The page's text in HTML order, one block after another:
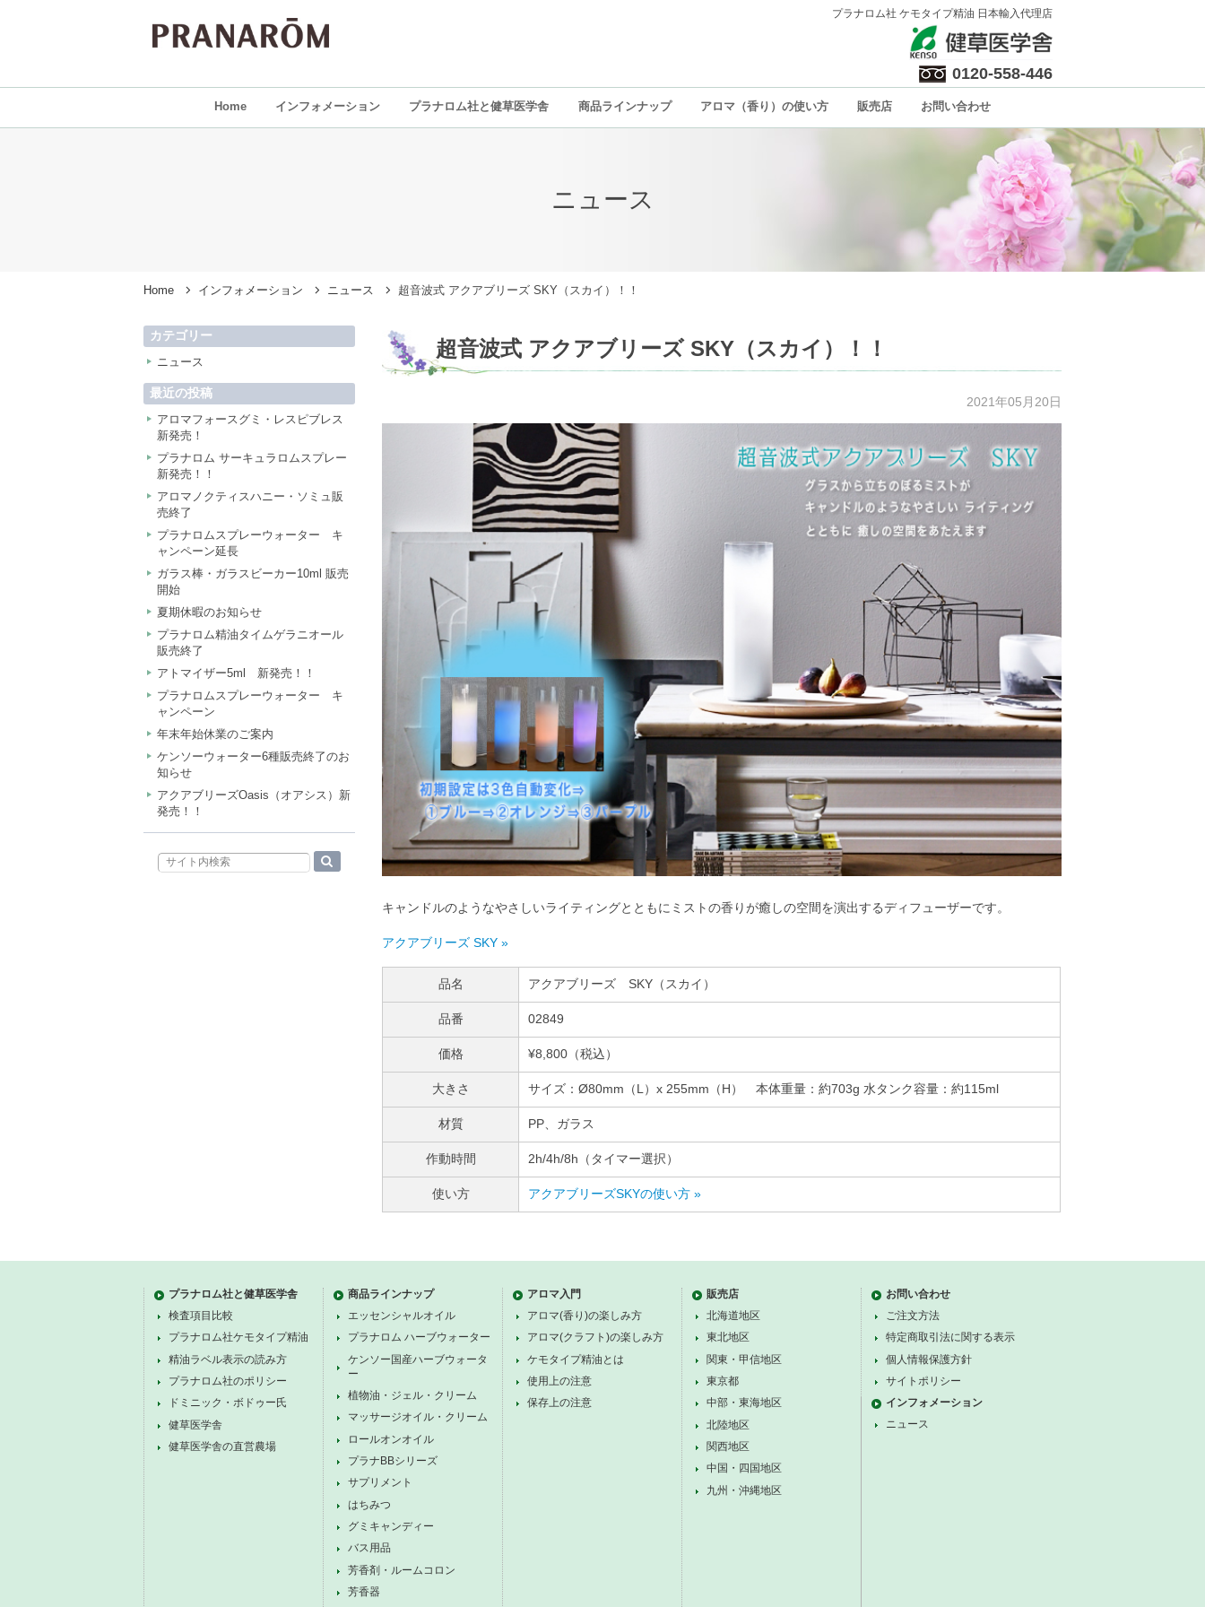
プラナロム社 ケモタイプ精油 日本輸入代理店
0120-558-446
Home インフォメーション プラナロム社と健草医学舎 商品ラインナップ アロマ（香り）の使い方 販売店 お問い合わせ
ニュース
Home インフォメーション ニュース 超音波式 アクアブリーズ SKY（スカイ）！！
超音波式 アクアブリーズ SKY（スカイ）！！
2021年05月20日
キャンドルのようなやさしいライティングとともにミストの香りが癒しの空間を演出するディフューザーです。
アクアブリーズ SKY »
品名 アクアブリーズ SKY（スカイ）
品番 02849
価格 ¥8,800（税込）
大きさ サイズ：Ø80mm（L）x 255mm（H） 本体重量：約703g 水タンク容量：約115ml
材質 PP、ガラス
作動時間 2h/4h/8h（タイマー選択）
使い方 アクアブリーズSKYの使い方 »
カテゴリー
ニュース
最近の投稿
アロマフォースグミ・レスピブレス
新発売！
プラナロム サーキュラロムスプレー
新発売！！
アロマノクティスハニー・ソミュ販
売終了
プラナロムスプレーウォーター キ
ャンペーン延長
ガラス棒・ガラスビーカー10ml 販売
開始
夏期休暇のお知らせ
プラナロム精油タイムゲラニオール
販売終了
アトマイザー5ml 新発売！！
プラナロムスプレーウォーター キ
ャンペーン
年末年始休業のご案内
ケンソーウォーター6種販売終了のお
知らせ
アクアブリーズOasis（オアシス）新
発売！！
プラナロム社と健草医学舎
検査項目比較
プラナロム社ケモタイプ精油
精油ラベル表示の読み方
プラナロム社のポリシー
ドミニック・ボドゥー氏
健草医学舎
健草医学舎の直営農場
商品ラインナップ
エッセンシャルオイル
プラナロム ハーブウォーター
ケンソー国産ハーブウォータ
ー
植物油・ジェル・クリーム
マッサージオイル・クリーム
ロールオンオイル
プラナBBシリーズ
サプリメント
はちみつ
グミキャンディー
バス用品
芳香剤・ルームコロン
芳香器
アロマ入門
アロマ(香り)の楽しみ方
アロマ(クラフト)の楽しみ方
ケモタイプ精油とは
使用上の注意
保存上の注意
販売店
北海道地区
東北地区
関東・甲信地区
東京都
中部・東海地区
北陸地区
関西地区
中国・四国地区
九州・沖縄地区
お問い合わせ
ご注文方法
特定商取引法に関する表示
個人情報保護方針
サイトポリシー
インフォメーション
ニュース